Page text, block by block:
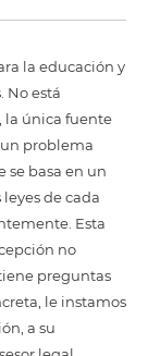
la educación y
No está
la única fuente
problema
se basa en un
de cada
Esta
no
preguntas
le instamos
a su